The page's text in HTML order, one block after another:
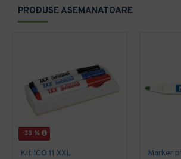
PRODUSE ASEMANATOARE
-38 %
Kit ICO 11 XXL